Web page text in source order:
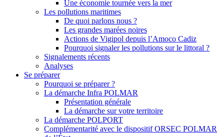
Une économie tournée vers la mer
Les pollutions maritimes
De quoi parlons nous ?
Les grandes marées noires
Actions de Vigipol depuis l’Amoco Cadiz
Pourquoi signaler les pollutions sur le littoral ?
Signalements récents
Analyses
Se préparer
Pourquoi se préparer ?
La démarche Infra POLMAR
Présentation générale
La démarche sur votre territoire
La démarche POLPORT
Complémentarité avec le dispositif ORSEC POLMAR